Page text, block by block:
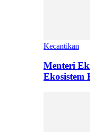
Kecantikan
Menteri
Ekosistem